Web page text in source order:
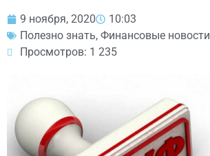
9 ноября, 2020
10:03
Полезно знать, Финансовые новости
Просмотров: 1 235